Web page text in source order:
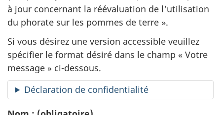
p
u
b
l
i
à jour concernant la réévaluation de l'utilisation
du phorate sur les pommes de terre ».
Si vous désirez une version accessible veuillez
spécifier le format désiré dans le champ « Votre
message » ci-dessous.
Déclaration de confidentialité